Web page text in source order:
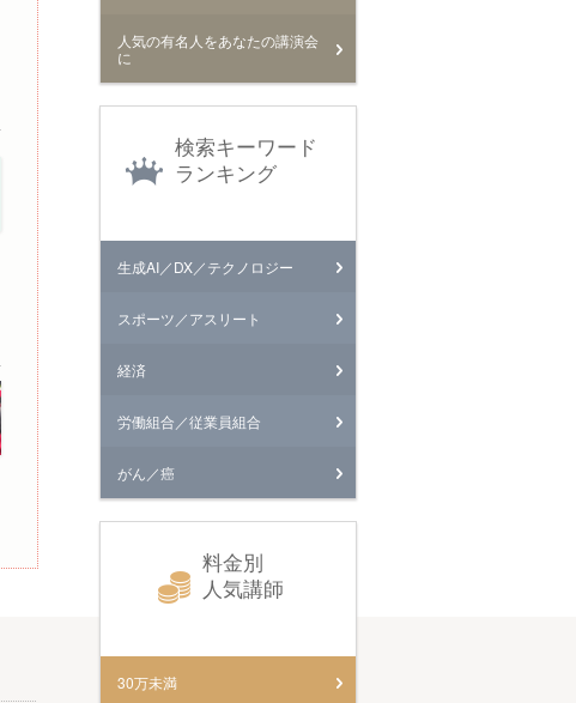
人気の有名人をあなたの講演会
に
検索キーワード
ランキング
生成AI／DX／テクノロジー
スポーツ／アスリート
経済
労働組合／従業員組合
がん／癌
料金別
人気講師
30万未満